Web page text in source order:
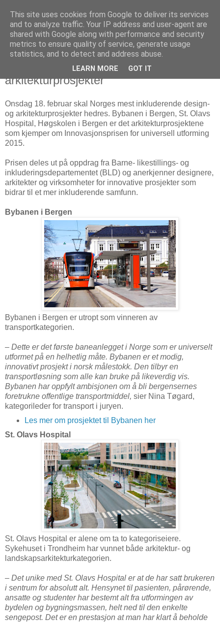
Arkitektur & Miljøteknologi
12 februar 2015
Norges mest inkluderende
arkitekturprosjekter
Onsdag 18. februar skal Norges mest inkluderende design-
og arkitekturprosjekter hedres. Bybanen i Bergen, St. Olavs
Hospital, Høgskolen i Bergen er det arkitekturprosjektene
som kjemper om Innovasjonsprisen for universell utforming
2015.
Prisen deles ut på oppdrag fra Barne- likestillings- og
inkluderingsdepartementet (BLD) og anerkjenner designere,
arkitekter og virksomheter for innovative prosjekter som
bidrar til et mer inkluderende samfunn.
Bybanen i Bergen
Bybanen i Bergen er utropt som vinneren av
transportkategorien.
– Dette er det første baneanlegget i Norge som er universelt
utformet på en helhetlig måte. Bybanen er et modig,
innovativt prosjekt i norsk målestokk. Den tilbyr en
transportløsning som alle kan bruke på likeverdig vis.
Bybanen har oppfylt ambisjonen om å bli bergensernes
foretrukne offentlige transportmiddel, sier Nina Tøgard,
kategorileder for transport i juryen.
Les mer om prosjektet til Bybanen her
St. Olavs Hospital
St. Olavs Hospital er alene om ta to kategoriseiere.
Sykehuset i Trondheim har vunnet både arkitektur- og
landskapsarkitekturkategorien.
– Det unike med St. Olavs Hospital er at de har satt brukeren
i sentrum for absolutt alt. Hensynet til pasienten, pårørende,
ansatte og studenter har bestemt alt fra utformingen av
bydelen og bygningsmassen, helt ned til den enkelte
sengepost. Det er en prestasjon at man har klart å beholde
This site uses cookies from Google to deliver its services
and to analyze traffic. Your IP address and user-agent are
shared with Google along with performance and security
metrics to ensure quality of service, generate usage
statistics, and to detect and address abuse.
LEARN MORE GOT IT